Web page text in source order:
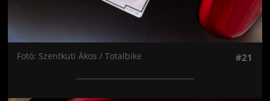
Fotó: Szentkuti Ákos / Totalbike #21